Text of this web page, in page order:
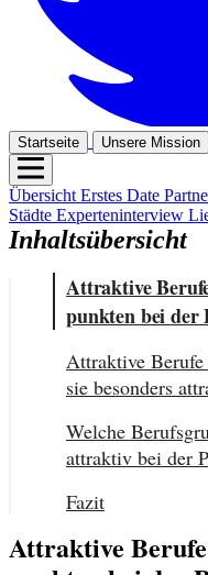
Startseite Unsere Mission
ÜbersichtErstes Date
Städte Experteninterview
Inhaltsübersicht
Attraktive
punkten bei der
Attraktive
sie besonders
Welche
attraktiv bei der
Fazit
Attraktive